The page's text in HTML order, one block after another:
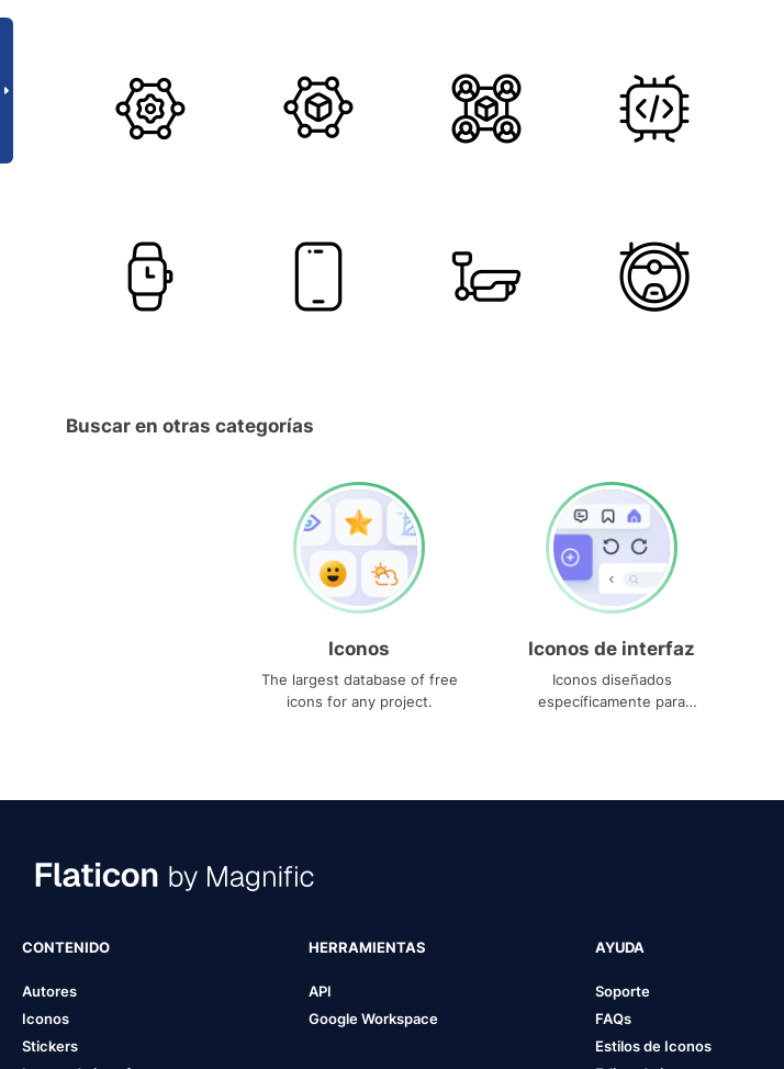
Buscar en otras categorías
Iconos
The largest database of free
icons for any project.
Iconos de interfaz
Iconos diseñados
específicamente para
CONTENIDO
Autores
Iconos
Stickers
HERRAMIENTAS
API
Google Workspace
AYUDA
Soporte
FAQs
Estilos de Iconos